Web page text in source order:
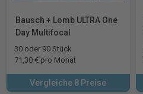
Bausch + Lomb ULTRA One
Day Multifocal
30 oder 90 Stück
71,30 € pro Monat
Vergleiche 8 Preise